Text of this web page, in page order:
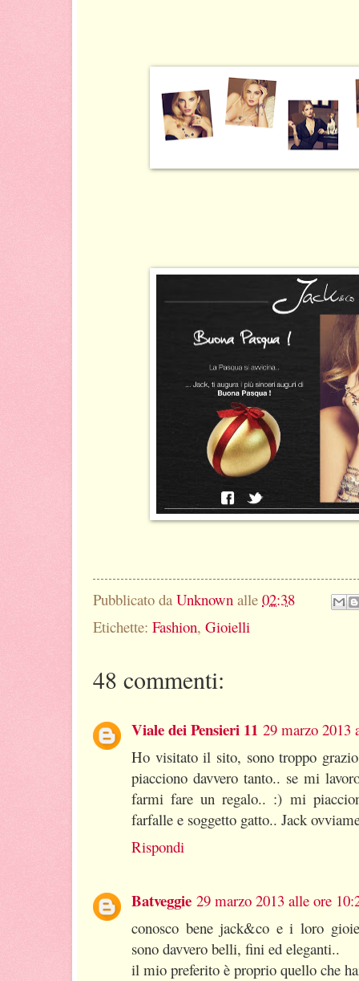
Pubblicato da Unknown alle 02:38
Etichette: Fashion, Gioielli
48 commenti:
Viale dei Pensieri 11 29 marzo 2013
Ho visitato il sito, sono troppo
piacciono davvero tanto.. se mi
farmi fare un regalo.. :) mi
farfalle e soggetto gatto.. Jack
Rispondi
Batveggie 29 marzo 2013 alle ore
conosco bene jack&co e i loro
sono davvero belli, fini ed eleganti..
il mio preferito è proprio quello che